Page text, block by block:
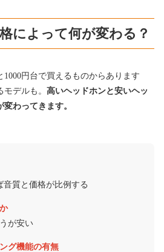
によって何が変わる？
円台で買えるものからあります
デルも。 高いヘッドホンと安いヘッ
変わってきます。
音質と価格が比例する
が安い
グ機能の有無